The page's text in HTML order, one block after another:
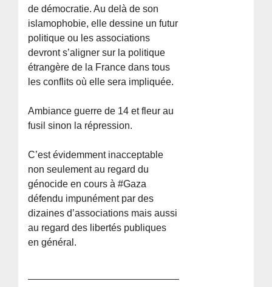
de démocratie. Au delà de son
islamophobie, elle dessine un futur
politique ou les associations
devront s’aligner sur la politique
étrangère de la France dans tous
les conflits où elle sera impliquée.
Ambiance guerre de 14 et fleur au
fusil sinon la répression.
C’est évidemment inacceptable
non seulement au regard du
génocide en cours à #Gaza
défendu impunément par des
dizaines d’associations mais aussi
au regard des libertés publiques
en général.